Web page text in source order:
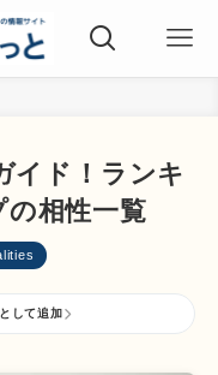
イド！ランキ
相性一覧
して追加